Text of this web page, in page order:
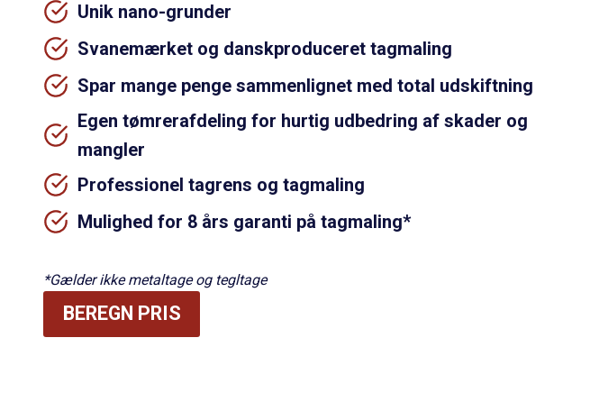
Unik nano-grunder
Svanemærket og danskproduceret tagmaling
Spar mange penge sammenlignet med total udskiftning
Egen tømrerafdeling for hurtig udbedring af skader og
mangler
Professionel tagrens og tagmaling
Mulighed for 8 års garanti på tagmaling*
*Gælder ikke metaltage og tegltage
BEREGN PRIS